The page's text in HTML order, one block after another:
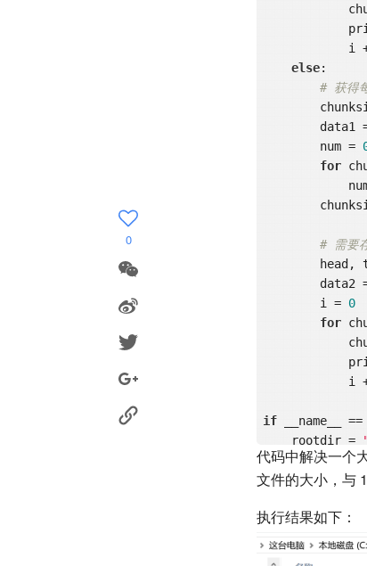
else:
# 获得
        num =
for
# 需要
        i =
0
for
if __name__ ==
    rootdir =
for
夹名字（不含路
代码中解决一个
文件的大小，与
执行结果如下：
0